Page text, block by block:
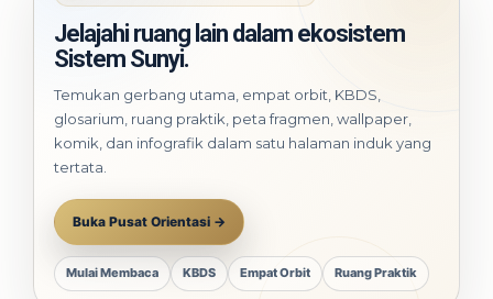
Jelajahi ruang lain dalam ekosistem
Sistem Sunyi.
Temukan gerbang utama, empat orbit, KBDS,
glosarium, ruang praktik, peta fragmen, wallpaper,
komik, dan infografik dalam satu halaman induk yang
tertata.
Buka Pusat Orientasi →
Mulai Membaca KBDS Empat Orbit Ruang Praktik